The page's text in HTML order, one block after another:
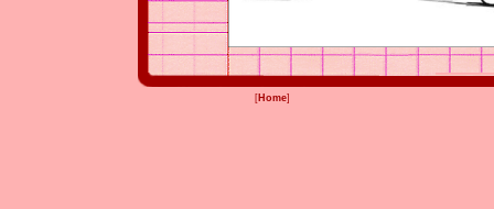
[Home]